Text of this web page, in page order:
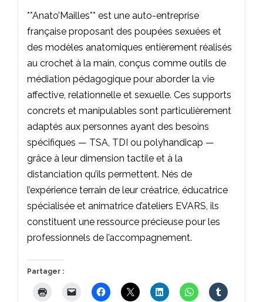
**Anato’Mailles** est une auto-entreprise
française proposant des poupées sexuées et
des modèles anatomiques entièrement réalisés
au crochet à la main, conçus comme outils de
médiation pédagogique pour aborder la vie
affective, relationnelle et sexuelle. Ces supports
concrets et manipulables sont particulièrement
adaptés aux personnes ayant des besoins
spécifiques — TSA, TDI ou polyhandicap —
grâce à leur dimension tactile et à la
distanciation qu’ils permettent. Nés de
l’expérience terrain de leur créatrice, éducatrice
spécialisée et animatrice d’ateliers EVARS, ils
constituent une ressource précieuse pour les
professionnels de l’accompagnement.
Partager :